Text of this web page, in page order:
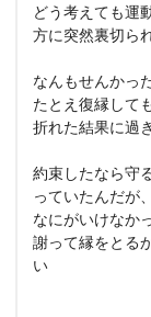
どう考えても運
方に突然裏切ら
なんもせんかっ
たとえ復縁して
折れた結果に過
約束したなら守
っていたんだが
なにがいけなか
謝って縁をとる
い